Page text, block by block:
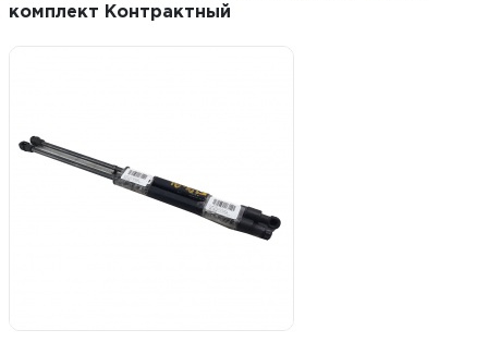
комплект Контрактный